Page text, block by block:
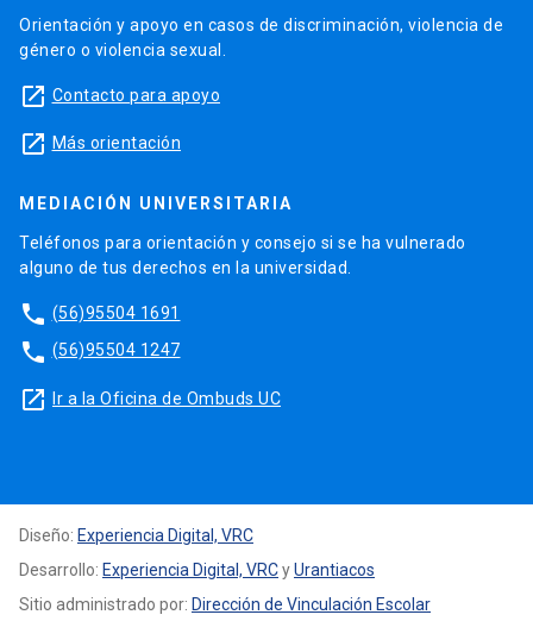
Orientación y apoyo en casos de discriminación, violencia de
género o violencia sexual.
launch Contacto para apoyo
launch Más orientación
MEDIACIÓN UNIVERSITARIA
Teléfonos para orientación y consejo si se ha vulnerado
alguno de tus derechos en la universidad.
phone (56)95504 1691
phone (56)95504 1247
launch Ir a la Oficina de Ombuds UC
Diseño: Experiencia Digital, VRC
Desarrollo: Experiencia Digital, VRCyUrantiacos
Sitio administrado por: Dirección de Vinculación Escolar